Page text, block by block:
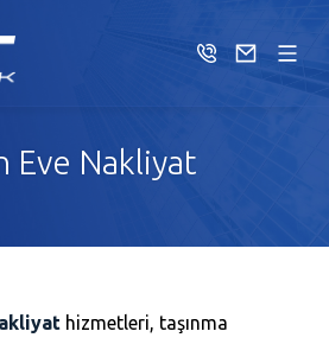
Eve Nakliyat
hizmetleri, taşınma